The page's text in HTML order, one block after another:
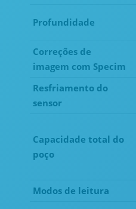
Profundidade
Correções de
imagem com Specim
Resfriamento do
sensor
Capacidade total do
poço
Modos de leitura